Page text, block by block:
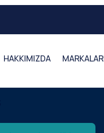
HAKKIMIZDA